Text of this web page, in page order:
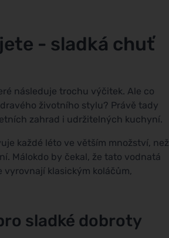
- sladká chuť
následuje trochu výčitek. Ale co
životního stylu? Právě tady
zahrad i udržitelných kuchyní.
každé léto ve větším množství, než
Málokdo by čekal, že tato vodnatá
vyrovnají klasickým koláčům,
sladké dobroty